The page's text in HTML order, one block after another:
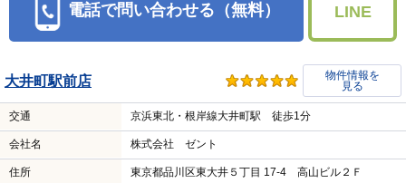
電話で問い合わせる（無料） LINE
大井町駅前店
物件情報を
見る
交通 京浜東北・根岸線大井町駅 徒歩1分
会社名 株式会社 ゼント
住所 東京都品川区東大井５丁目 17-4 高山ビル２Ｆ